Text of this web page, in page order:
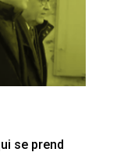
se prend